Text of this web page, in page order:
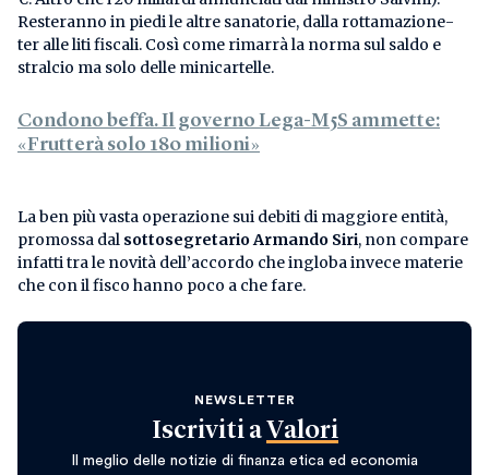
Resteranno in piedi le altre sanatorie, dalla rottamazione-
ter alle liti fiscali. Così come rimarrà la norma sul saldo e
stralcio ma solo delle minicartelle.
Condono beffa. Il governo Lega-M5S ammette:
«Frutterà solo 180 milioni»
La ben più vasta operazione sui debiti di maggiore entità,
promossa dal sottosegretarioArmando Siri, non compare
infatti tra le novità dell’accordo che ingloba invece materie
che con il fisco hanno poco a che fare.
NEWSLETTER
Iscriviti a Valori
Il meglio delle notizie di finanza etica ed economia